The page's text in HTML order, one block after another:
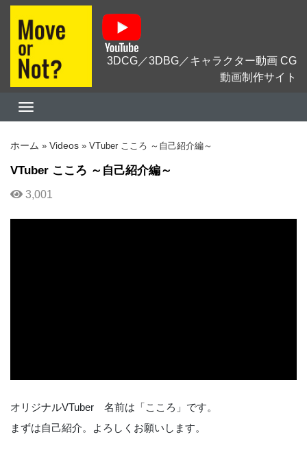
3DCG／3DBG／キャラクター動画 CG
動画制作サイト
ホーム » Videos » VTuber こころ ～自己紹介編～
VTuber こころ ～自己紹介編～
3,001
オリジナルVTuber 名前は「こころ」です。
まずは自己紹介。よろしくお願いします。